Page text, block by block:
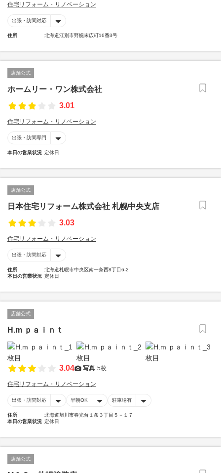
住宅リフォーム・リノベーション
出張・訪問対応
住所 北海道江別市野幌末広町16番3号
店舗公式
ホームリー・ワン株式会社
3.01
住宅リフォーム・リノベーション
出張・訪問専門
本日の営業状況 定休日
店舗公式
日本住宅リフォーム株式会社 札幌中央支店
3.03
住宅リフォーム・リノベーション
出張・訪問対応
住所
北海道札幌市中央区南一条西8丁目6-2
本日の営業状況 定休日
店舗公式
H.m ｐａｉｎｔ
3.04 写真 5枚
住宅リフォーム・リノベーション
出張・訪問対応 早朝OK 駐車場有
住所
北海道旭川市春光台１条３丁目５－１７
本日の営業状況 定休日
店舗公式